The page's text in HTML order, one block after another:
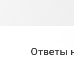
Ответы